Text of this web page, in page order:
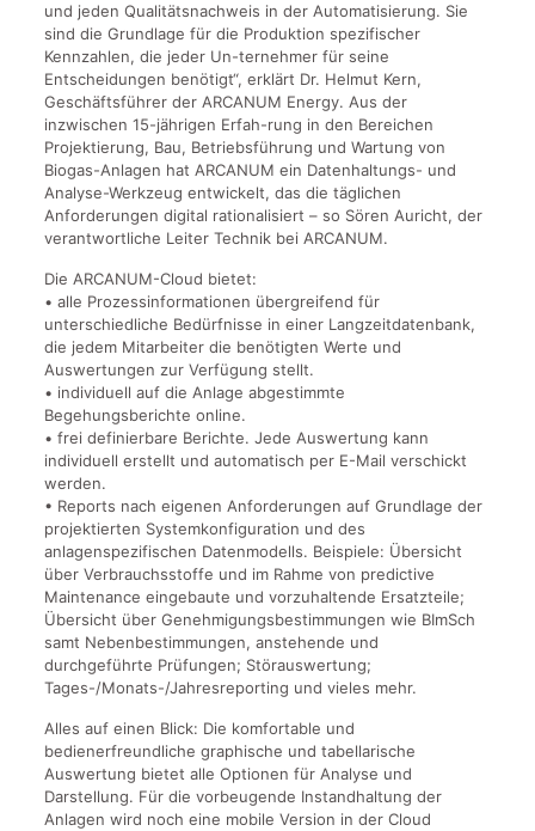
und jeden Qualitätsnachweis in der Automatisierung. Sie
sind die Grundlage für die Produktion spezifischer
Kennzahlen, die jeder Un-ternehmer für seine
Entscheidungen benötigt“, erklärt Dr. Helmut Kern,
Geschäftsführer der ARCANUM Energy. Aus der
inzwischen 15-jährigen Erfah-rung in den Bereichen
Projektierung, Bau, Betriebsführung und Wartung von
Biogas-Anlagen hat ARCANUM ein Datenhaltungs- und
Analyse-Werkzeug entwickelt, das die täglichen
Anforderungen digital rationalisiert – so Sören Auricht, der
verantwortliche Leiter Technik bei ARCANUM.
Die ARCANUM-Cloud bietet:
• alle Prozessinformationen übergreifend für
unterschiedliche Bedürfnisse in einer Langzeitdatenbank,
die jedem Mitarbeiter die benötigten Werte und
Auswertungen zur Verfügung stellt.
• individuell auf die Anlage abgestimmte
Begehungsberichte online.
• frei definierbare Berichte. Jede Auswertung kann
individuell erstellt und automatisch per E-Mail verschickt
werden.
• Reports nach eigenen Anforderungen auf Grundlage der
projektierten Systemkonfiguration und des
anlagenspezifischen Datenmodells. Beispiele: Übersicht
über Verbrauchsstoffe und im Rahme von predictive
Maintenance eingebaute und vorzuhaltende Ersatzteile;
Übersicht über Genehmigungsbestimmungen wie BImSch
samt Nebenbestimmungen, anstehende und
durchgeführte Prüfungen; Störauswertung;
Tages-/Monats-/Jahresreporting und vieles mehr.
Alles auf einen Blick: Die komfortable und
bedienerfreundliche graphische und tabellarische
Auswertung bietet alle Optionen für Analyse und
Darstellung. Für die vorbeugende Instandhaltung der
Anlagen wird noch eine mobile Version in der Cloud